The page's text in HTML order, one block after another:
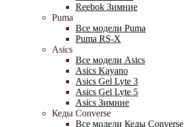
Reebok Зимние
Puma
Все модели Puma
Puma RS-X
Asics
Все модели Asics
Asics Kayano
Asics Gel Lyte 3
Asics Gel Lyte 5
Asics Зимние
Кеды Converse
Все модели Кеды Converse